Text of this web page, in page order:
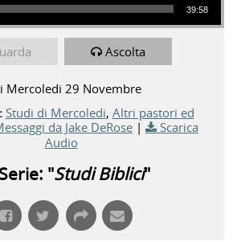
39:58
Ascolta
Mercoledi 29 Novembre
Studi di Mercoledi, Altri pastori ed
da Jake DeRose |
Scarica
Audio
"Studi Biblici"